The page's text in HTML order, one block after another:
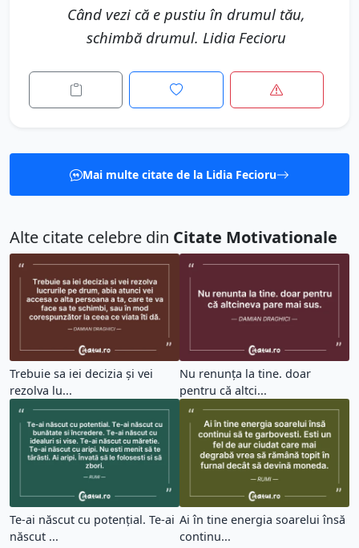
Când vezi că e pustiu în drumul tău,
schimbă drumul. Lidia Fecioru
Mai multe citate de la Lidia Fecioru
Alte citate celebre din Citate Motivationale
Trebuie sa iei decizia și vei
rezolva lu...
Nu renunța la tine. doar
pentru că altci...
Te-ai născut cu potențial. Te-ai
născut ...
Ai în tine energia soarelui însă
continu...